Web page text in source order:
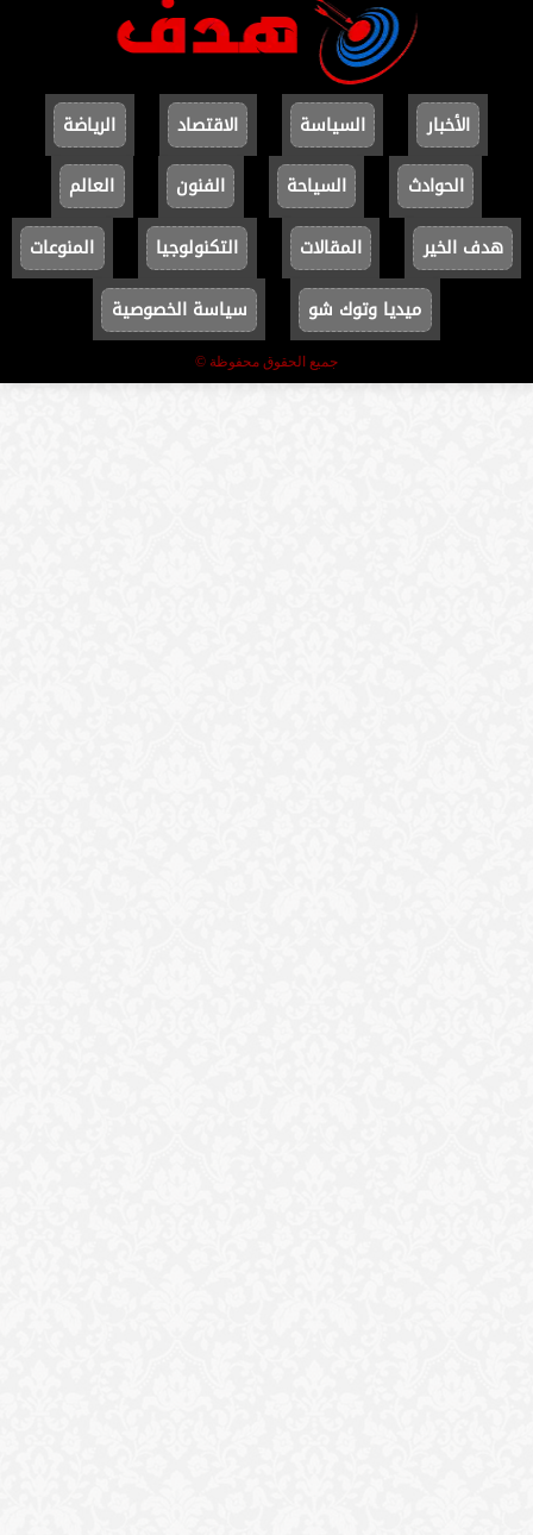
الأخبار السياسة الاقتصاد
الرياضة
الحوادث
السياحة الفنون
العالم
هدف الخير
المقالات التكنولوجيا
المنوعات
ميديا وتوك شو
سياسة الخصوصية
جميع الحقوق محفوظة ©